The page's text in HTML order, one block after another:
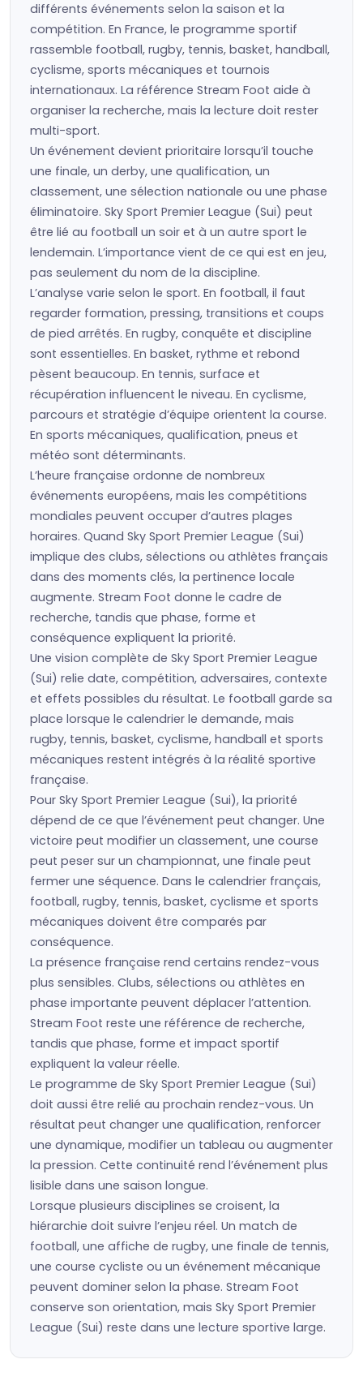
différents événements selon la saison et la
compétition. En France, le programme sportif
rassemble football, rugby, tennis, basket, handball,
cyclisme, sports mécaniques et tournois
internationaux. La référence Stream Foot aide à
organiser la recherche, mais la lecture doit rester
multi-sport.
Un événement devient prioritaire lorsqu’il touche
une finale, un derby, une qualification, un
classement, une sélection nationale ou une phase
éliminatoire. Sky Sport Premier League (Sui) peut
être lié au football un soir et à un autre sport le
lendemain. L’importance vient de ce qui est en jeu,
pas seulement du nom de la discipline.
L’analyse varie selon le sport. En football, il faut
regarder formation, pressing, transitions et coups
de pied arrêtés. En rugby, conquête et discipline
sont essentielles. En basket, rythme et rebond
pèsent beaucoup. En tennis, surface et
récupération influencent le niveau. En cyclisme,
parcours et stratégie d’équipe orientent la course.
En sports mécaniques, qualification, pneus et
météo sont déterminants.
L’heure française ordonne de nombreux
événements européens, mais les compétitions
mondiales peuvent occuper d’autres plages
horaires. Quand Sky Sport Premier League (Sui)
implique des clubs, sélections ou athlètes français
dans des moments clés, la pertinence locale
augmente. Stream Foot donne le cadre de
recherche, tandis que phase, forme et
conséquence expliquent la priorité.
Une vision complète de Sky Sport Premier League
(Sui) relie date, compétition, adversaires, contexte
et effets possibles du résultat. Le football garde sa
place lorsque le calendrier le demande, mais
rugby, tennis, basket, cyclisme, handball et sports
mécaniques restent intégrés à la réalité sportive
française.
Pour Sky Sport Premier League (Sui), la priorité
dépend de ce que l’événement peut changer. Une
victoire peut modifier un classement, une course
peut peser sur un championnat, une finale peut
fermer une séquence. Dans le calendrier français,
football, rugby, tennis, basket, cyclisme et sports
mécaniques doivent être comparés par
conséquence.
La présence française rend certains rendez-vous
plus sensibles. Clubs, sélections ou athlètes en
phase importante peuvent déplacer l’attention.
Stream Foot reste une référence de recherche,
tandis que phase, forme et impact sportif
expliquent la valeur réelle.
Le programme de Sky Sport Premier League (Sui)
doit aussi être relié au prochain rendez-vous. Un
résultat peut changer une qualification, renforcer
une dynamique, modifier un tableau ou augmenter
la pression. Cette continuité rend l’événement plus
lisible dans une saison longue.
Lorsque plusieurs disciplines se croisent, la
hiérarchie doit suivre l’enjeu réel. Un match de
football, une affiche de rugby, une finale de tennis,
une course cycliste ou un événement mécanique
peuvent dominer selon la phase. Stream Foot
conserve son orientation, mais Sky Sport Premier
League (Sui) reste dans une lecture sportive large.